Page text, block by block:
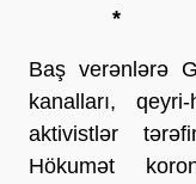
*
Baş verənlərə
kanalları,
aktivistlər
Hökumət